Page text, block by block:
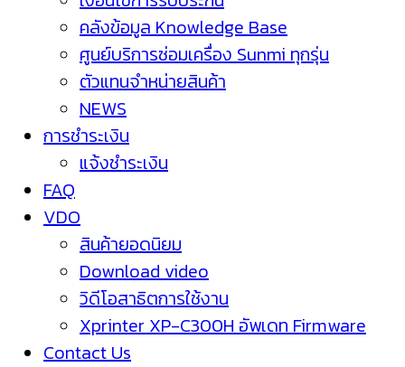
คลังข้อมูล Knowledge Base
ศูนย์บริการซ่อมเครื่อง Sunmi ทุกรุ่น
ตัวแทนจำหน่ายสินค้า
NEWS
การชำระเงิน
แจ้งชำระเงิน
FAQ
VDO
สินค้ายอดนิยม
Download video
วิดีโอสาธิตการใช้งาน
Xprinter XP-C300H อัพเดท Firmware
Contact Us